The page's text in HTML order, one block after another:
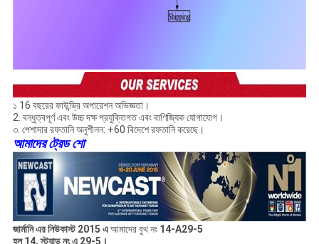
১ 16 বছরের ফাউন্ড্রি অপারেশন অভিজ্ঞতা।
2. বন্ধুত্বপূর্ণ এবং উচ্চ দক্ষ প্রযুক্তিগত এবং বাণিজ্যিক যোগাযোগ।
৩. পেশাদার রফতানি অনুশীলন: +60 বিদেশে রফতানি করেছে।
আমাদের ট্রেড শো
জার্মানি এর নিউকাস্ট 2015 এআমাদের বুথ নং 14-A29-5
হল 14, স্ট্যান্ড নং এ 29-5।